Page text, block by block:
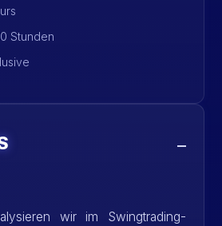
Stunden
wir im Swingtrading-